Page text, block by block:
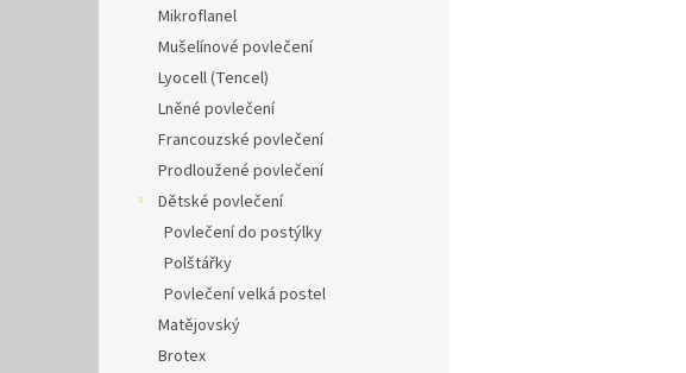
Mikroflanel
Mušelínové povlečení
Lyocell (Tencel)
Lněné povlečení
Francouzské povlečení
Prodloužené povlečení
Dětské povlečení
Povlečení do postýlky
Polštářky
Povlečení velká postel
Matějovský
Brotex